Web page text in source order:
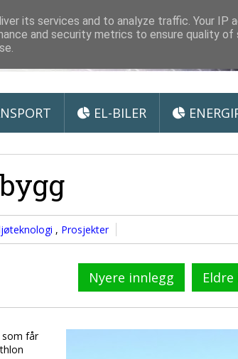
EL-BILER
, Prosjekter
Nyere innlegg
som får
its services and to analyze traffic. Your IP
and security metrics to ensure quality of